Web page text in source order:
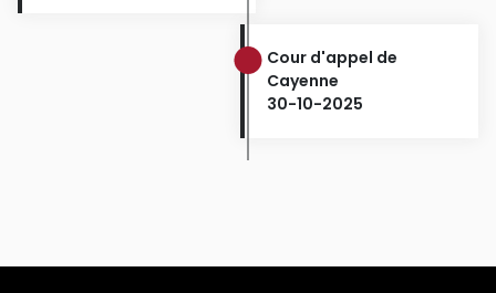
Cour d'appel de
Cayenne
30-10-2025